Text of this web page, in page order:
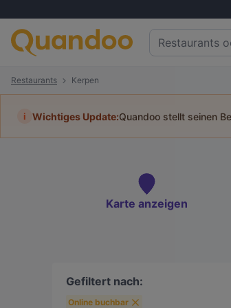
Restaurants Kerpen
i Wichtiges Update:Quandoo stellt seinen
Karte anzeigen
Gefiltert nach:
Online buchbar